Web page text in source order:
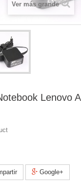
Ver más grande
Lenovo
Google+